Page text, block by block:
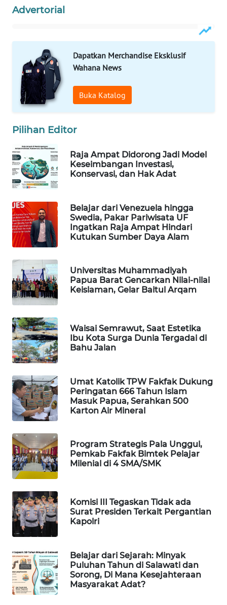
Advertorial
Dapatkan Merchandise Eksklusif
Wahana News
Buka Katalog
Pilihan Editor
Raja Ampat Didorong Jadi Model
Keseimbangan Investasi,
Konservasi, dan Hak Adat
Belajar dari Venezuela hingga
Swedia, Pakar Pariwisata UF
Ingatkan Raja Ampat Hindari
Kutukan Sumber Daya Alam
Universitas Muhammadiyah
Papua Barat Gencarkan Nilai-nilai
Keislaman, Gelar Baitul Arqam
Waisai Semrawut, Saat Estetika
Ibu Kota Surga Dunia Tergadai di
Bahu Jalan
Umat Katolik TPW Fakfak Dukung
Peringatan 666 Tahun Islam
Masuk Papua, Serahkan 500
Karton Air Mineral
Program Strategis Pala Unggul,
Pemkab Fakfak Bimtek Pelajar
Milenial di 4 SMA/SMK
Komisi III Tegaskan Tidak ada
Surat Presiden Terkait Pergantian
Kapolri
Belajar dari Sejarah: Minyak
Puluhan Tahun di Salawati dan
Sorong, Di Mana Kesejahteraan
Masyarakat Adat?
WAHANA
HEALTH
WAHANA
DESA
WISATA
WAHANA
Wahana
Network
KONSUMEN
LISTRIK
KELISTRIKAN
WALINKI
ID
MAWAKA
ID
MARTABAT
NET
PLN
WATCH
MKLI
LPKKI
LKKI
KOPEKLIN
KONSUMEN
FORWAMKI